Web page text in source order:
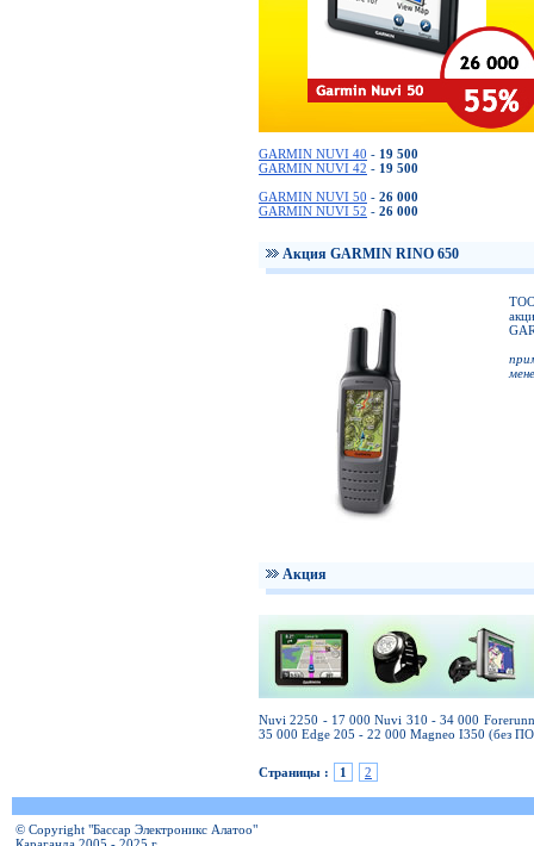
GARMIN NUVI 40 - 19 500
GARMIN NUVI 42 - 19 500
GARMIN NUVI 50 - 26 000
GARMIN NUVI 52 - 26 000
Акция GARMIN RINO 650
ТОО
Акция
Nuvi 2250 - 17 000 Nuvi 310 - 34 000
35 000 Edge 205 - 22 000 Magneo I350 (без
Страницы : 1 2
© Copyright "Бассар Электроникс Алатоо"